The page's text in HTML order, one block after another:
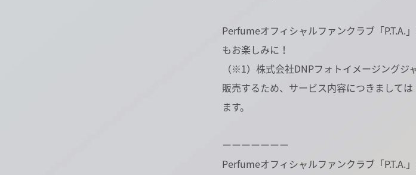
Perfumeオフィシャルファンクラブ「P.T.A.
もお楽しみに！
（※1）株式会社DNPフォトイメージング
販売するため、サービス内容につきまして
ます。
ーーーーーーー
Perfumeオフィシャルファンクラブ「P.T.A.